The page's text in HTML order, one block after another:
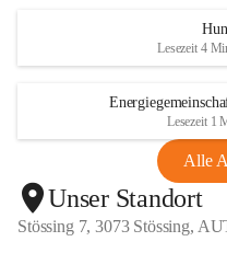
Lesezeit 4
Lesezeit 1
Alle
Unser Standort
Stössing 7, 3073 Stössing,